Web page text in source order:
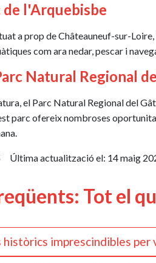
de l'Arquebisbe
a prop de Châteauneuf-sur-
com ara nedar, pescar i
Natural Regional
el Parc Natural Regional del
parc ofereix nombroses
Última actualització el: 14 maig
Tot el
històrics imprescindibles